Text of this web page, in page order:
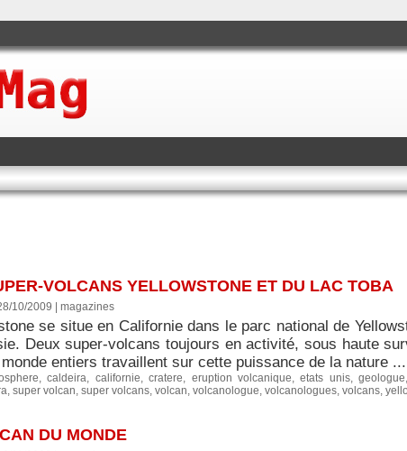
VOLCANS YELLOWSTONE ET DU LAC TOBA
10/2009 magazines
se situe en Californie dans le parc national de
Deux super-volcans toujours en activité, sous haute
entiers travaillent sur cette puissance de la nature
,caldeira, californie,cratere, eruption volcanique,etats unis,geologue,
, super volcan, super volcans, volcan, volcanologue, volcanologues, volcans,
DU MONDE